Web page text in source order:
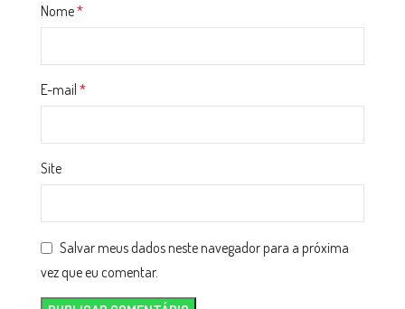
Nome*
E-mail *
Site
Salvar meus dados neste navegador para a próxima
vez que eu comentar.